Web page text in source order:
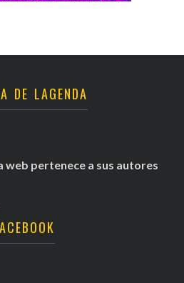
DE LAGENDA
web pertenece a sus autores